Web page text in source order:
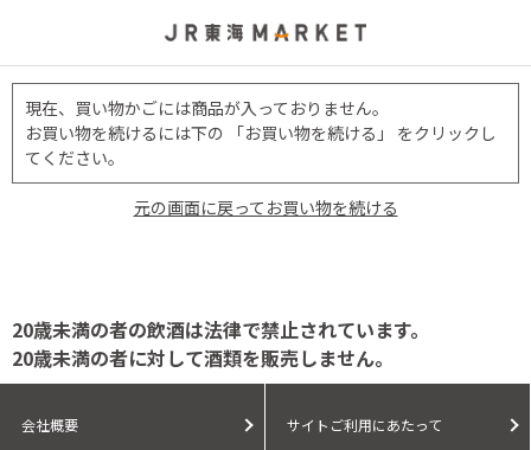
現在、買い物かごには商品が入っておりません。
お買い物を続けるには下の 「お買い物を続ける」 をクリックし
てください。
元の画面に戻ってお買い物を続ける
20歳未満の者の飲酒は法律で禁止されています。
20歳未満の者に対して酒類を販売しません。
会社概要 サイトご利用にあたって